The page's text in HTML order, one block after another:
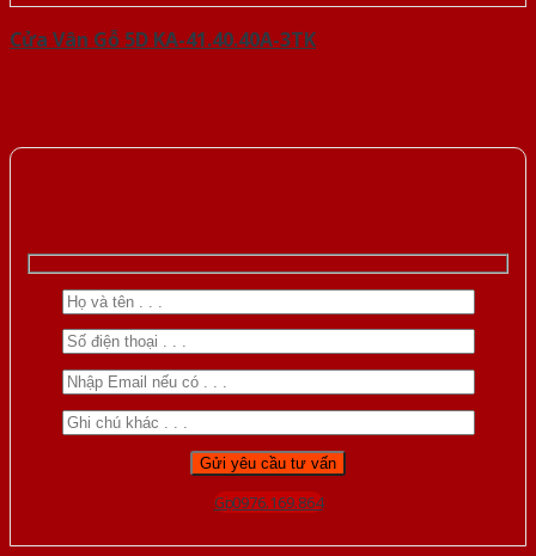
Cửa Vân Gỗ 5D KA-41.40.40A-3TK
Gọi 0976.169.864